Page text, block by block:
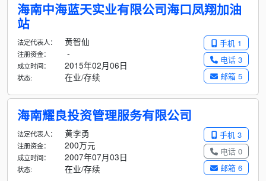
海南中海蓝天实业有限公司海口凤翔加油
站
手机 1
电话 3
邮箱 5
法定代表人： 黄智仙
注册资金： -
成立时间： 2015年02月06日
状态: 在业/存续
海南耀良投资管理服务有限公司
手机 3
电话 0
邮箱 6
法定代表人： 黄李勇
注册资金： 200万元
成立时间： 2007年07月03日
状态: 在业/存续